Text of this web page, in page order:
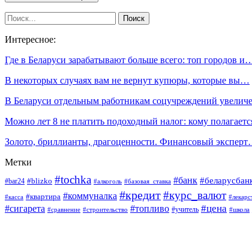
Интересное:
Где в Беларуси зарабатывают больше всего: топ городов
В некоторых случаях вам не вернут купюры, которые вы…
В Беларуси отдельным работникам соцучреждений
Можно лет 8 не платить подоходный налог: кому
Золото, бриллианты, драгоценности. Финансовый
Метки
#bar24 #blizko #tochka #алкоголь #базовая_ставка #банк
#касса #квартира #коммуналка #кредит#курс_валют
#сигарета #сравнение #строительство #топливо #учитель #цена #школа